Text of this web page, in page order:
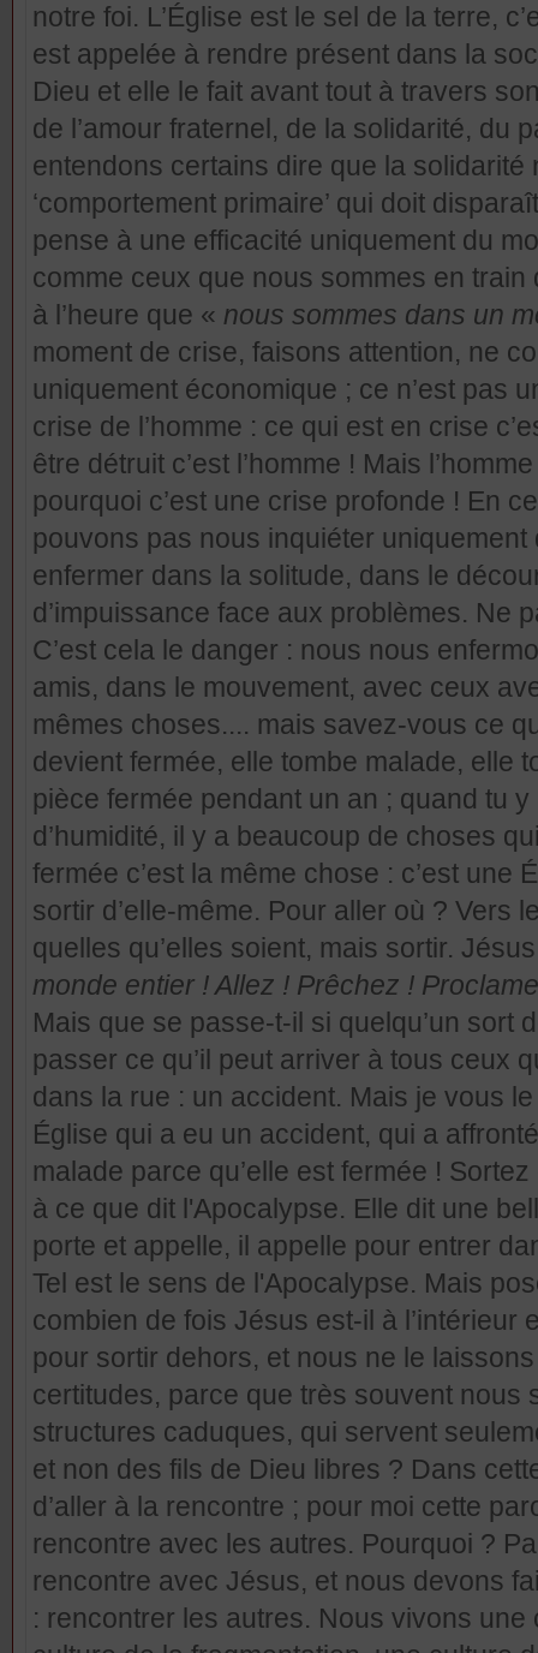
notre foi. L’Église est le sel de la terre,
est appelée à rendre présent dans la
Dieu et elle le fait avant tout à travers
de l’amour fraternel, de la solidarité, du
entendons certains dire que la solidarité
‘comportement primaire’ qui doit
pense à une efficacité uniquement du
comme ceux que nous sommes en
à l’heure que « nous sommes dans un
moment de crise, faisons attention, ne
uniquement économique ; ce n’est pas
crise de l’homme : ce qui est en crise
être détruit c’est l’homme ! Mais
pourquoi c’est une crise profonde ! En
pouvons pas nous inquiéter
enfermer dans la solitude, dans le
d’impuissance face aux problèmes. Ne
C’est cela le danger : nous nous
amis, dans le mouvement, avec ceux
mêmes choses.... mais savez-vous ce
devient fermée, elle tombe malade, elle
pièce fermée pendant un an ; quand tu
d’humidité, il y a beaucoup de choses
fermée c’est la même chose : c’est une
sortir d’elle-même. Pour aller où ? Vers
quelles qu’elles soient, mais sortir.
monde entier ! Allez ! Prêchez !
Mais que se passe-t-il si quelqu’un sort
passer ce qu’il peut arriver à tous ceux
dans la rue : un accident. Mais je vous
Église qui a eu un accident, qui a
malade parce qu’elle est fermée !
à ce que dit l'Apocalypse. Elle dit une
porte et appelle, il appelle pour entrer
Tel est le sens de l'Apocalypse. Mais
combien de fois Jésus est-il à l’intérieur
pour sortir dehors, et nous ne le
certitudes, parce que très souvent nous
structures caduques, qui servent
et non des fils de Dieu libres ? Dans
d’aller à la rencontre ; pour moi cette
rencontre avec les autres. Pourquoi ?
rencontre avec Jésus, et nous devons
: rencontrer les autres. Nous vivons une